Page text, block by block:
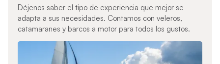
Déjenos saber el tipo de experiencia que mejor se
adapta a sus necesidades. Contamos con veleros,
catamaranes y barcos a motor para todos los gustos.